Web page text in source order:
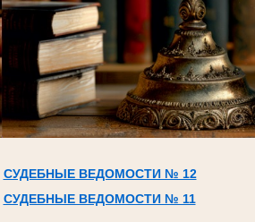
СУДЕБНЫЕ ВЕДОМОСТИ № 12
СУДЕБНЫЕ ВЕДОМОСТИ № 11